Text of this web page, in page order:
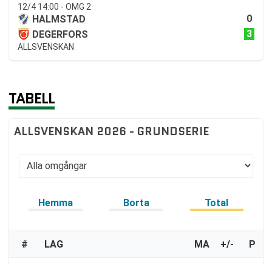
12/4 14:00 - OMG 2
HALMSTAD
0
DEGERFORS
3
ALLSVENSKAN
TABELL
ALLSVENSKAN 2026 - GRUNDSERIE
Hemma Borta Total
# LAG MA +/- P